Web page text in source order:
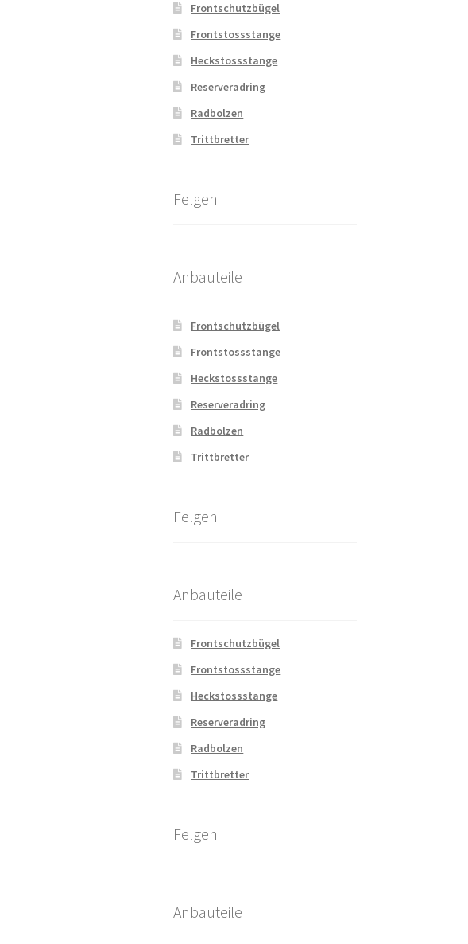
Frontschutzbügel
Frontstossstange
Heckstossstange
Reserveradring
Radbolzen
Trittbretter
Felgen
Anbauteile
Frontschutzbügel
Frontstossstange
Heckstossstange
Reserveradring
Radbolzen
Trittbretter
Felgen
Anbauteile
Frontschutzbügel
Frontstossstange
Heckstossstange
Reserveradring
Radbolzen
Trittbretter
Felgen
Anbauteile